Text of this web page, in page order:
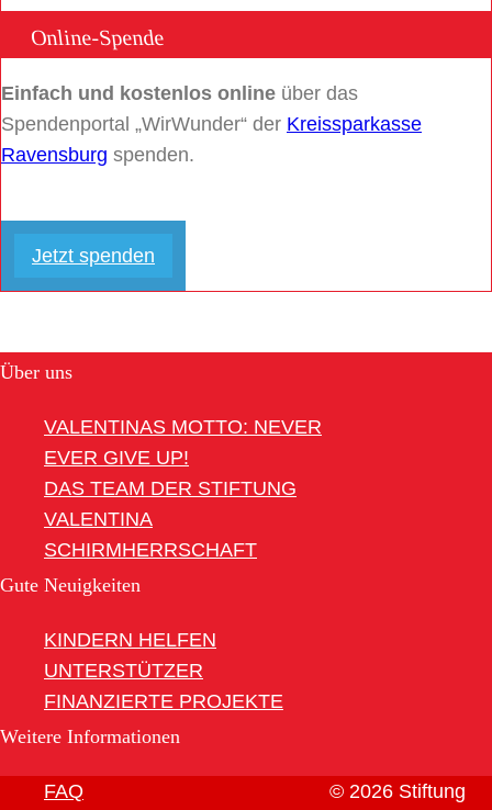
Online-Spende
Einfach und kostenlos online über das
Spendenportal „WirWunder“ der Kreissparkasse
Ravensburg spenden.
Jetzt spenden
Über uns
VALENTINAS MOTTO: NEVER
EVER GIVE UP!
DAS TEAM DER STIFTUNG
VALENTINA
SCHIRMHERRSCHAFT
Gute Neuigkeiten
KINDERN HELFEN
UNTERSTÜTZER
FINANZIERTE PROJEKTE
Weitere Informationen
FAQ
© 2026 Stiftung